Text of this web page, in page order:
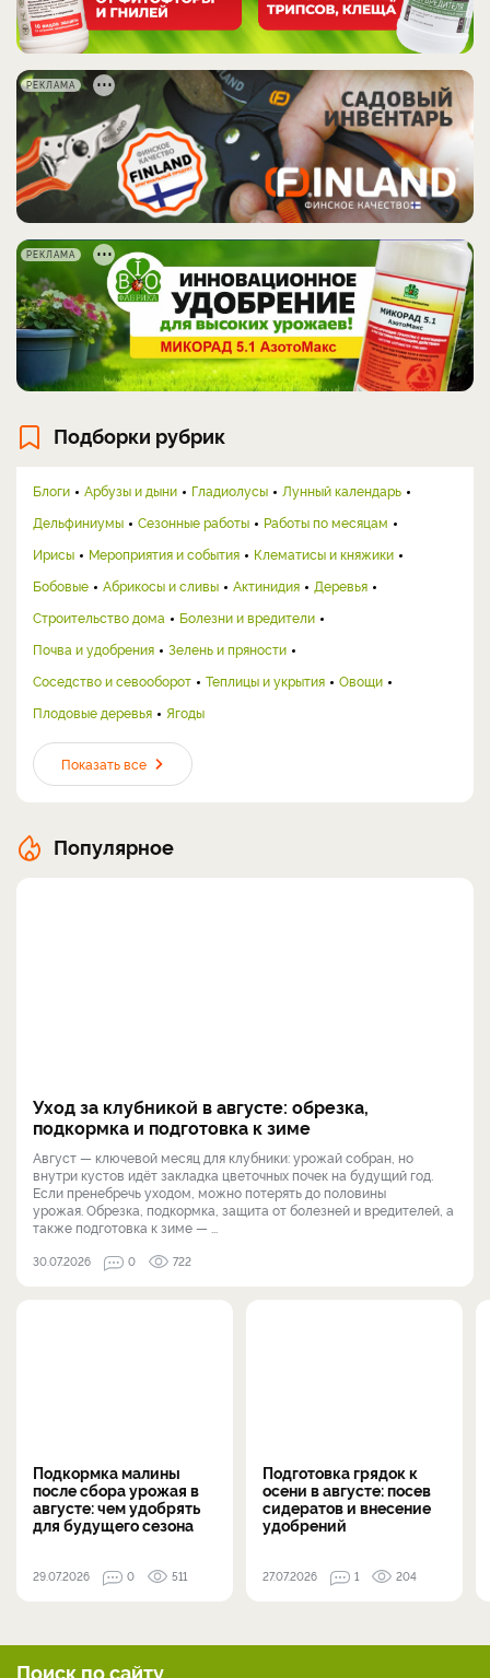
РЕКЛАМА
РЕКЛАМА
Подборки рубрик
Блоги Арбузы и дыни Гладиолусы
Лунный календарь
Дельфиниумы
Сезонные работы
Работы по месяцам
Ирисы
Мероприятия и события
Клематисы и княжики
Бобовые
Абрикосы и сливы Актинидия
Деревья
Строительство дома
Болезни и вредители
Почва и удобрения
Зелень и пряности
Соседство и севооборот
Теплицы и укрытия
Овощи
Плодовые деревья
Ягоды
Показать все
Популярное
Уход за клубникой в августе: обрезка,
подкормка и подготовка к зиме
Август — ключевой месяц для клубники: урожай собран, но
внутри кустов идёт закладка цветочных почек на будущий год.
Если пренебречь уходом, можно потерять до половины
урожая. Обрезка, подкормка, защита от болезней и вредителей, а
также подготовка к зиме — ...
30.07.2026 0 722
Подкормка малины
после сбора урожая в
августе: чем удобрять
для будущего сезона
29.07.2026 0 511
Подготовка грядок к
осени в августе: посев
сидератов и внесение
удобрений
27.07.2026 1 204
Поиск по сайту